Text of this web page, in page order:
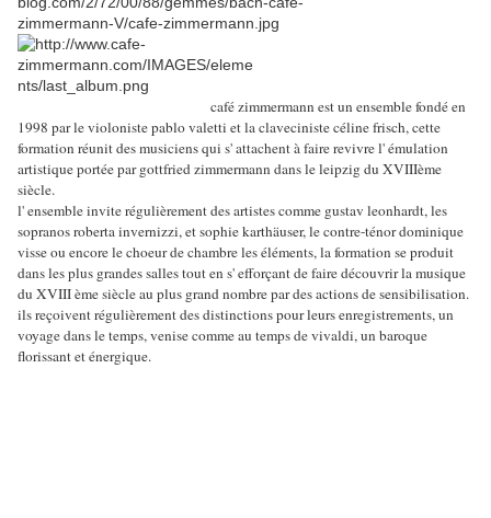
café zimmermann est un ensemble fondé en
1998 par le violoniste pablo valetti et la claveciniste céline frisch, cette
formation réunit des musiciens qui s' attachent à faire revivre l' émulation
artistique portée par gottfried zimmermann dans le leipzig du XVIIIème
siècle.
l' ensemble invite régulièrement des artistes comme gustav leonhardt, les
sopranos roberta invernizzi, et sophie karthäuser, le contre-ténor dominique
visse ou encore le choeur de chambre les éléments, la formation se produit
dans les plus grandes salles tout en s' efforçant de faire découvrir la musique
du XVIII ème siècle au plus grand nombre par des actions de sensibilisation.
ils reçoivent régulièrement des distinctions pour leurs enregistrements, un
voyage dans le temps, venise comme au temps de vivaldi, un baroque
florissant et énergique.